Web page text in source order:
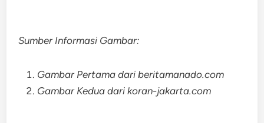
Sumber Informasi Gambar:
Gambar Pertama dari beritamanado.com
Gambar Kedua dari koran-jakarta.com